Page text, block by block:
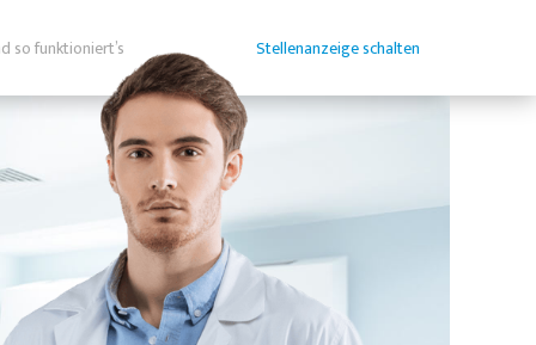
so funktioniert’s Stellenanzeige schalten